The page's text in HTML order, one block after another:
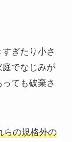
ぎたり小さ
でなじみが
ても破棄さ
らの規格外の